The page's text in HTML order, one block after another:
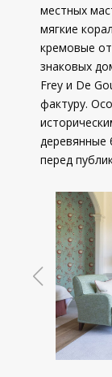
местных
мягкие
кремовые
знаковых
Frey и De
фактуру.
деревянные
перед